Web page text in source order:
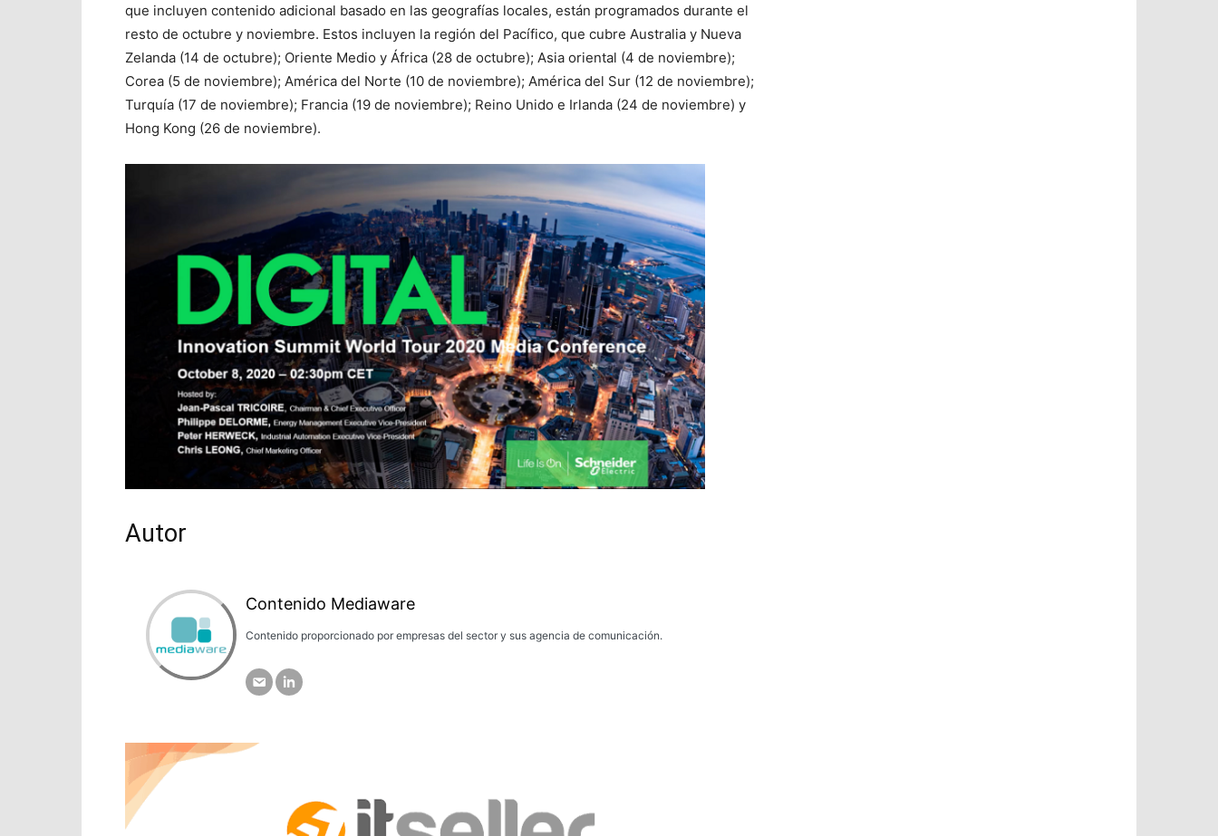
que incluyen contenido adicional basado en las geografías locales, están programados durante el
resto de octubre y noviembre. Estos incluyen la región del Pacífico, que cubre Australia y Nueva
Zelanda (14 de octubre); Oriente Medio y África (28 de octubre); Asia oriental (4 de noviembre);
Corea (5 de noviembre); América del Norte (10 de noviembre); América del Sur (12 de noviembre);
Turquía (17 de noviembre); Francia (19 de noviembre); Reino Unido e Irlanda (24 de noviembre) y
Hong Kong (26 de noviembre).
Autor
Contenido Mediaware
Contenido proporcionado por empresas del sector y sus agencia de comunicación.